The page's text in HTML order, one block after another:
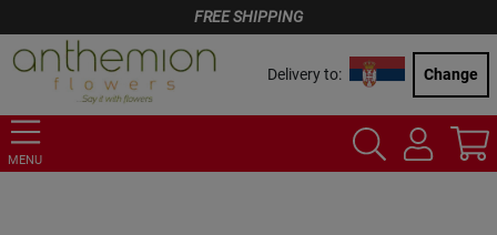
FREE SHIPPING
Delivery to: Change
MENU